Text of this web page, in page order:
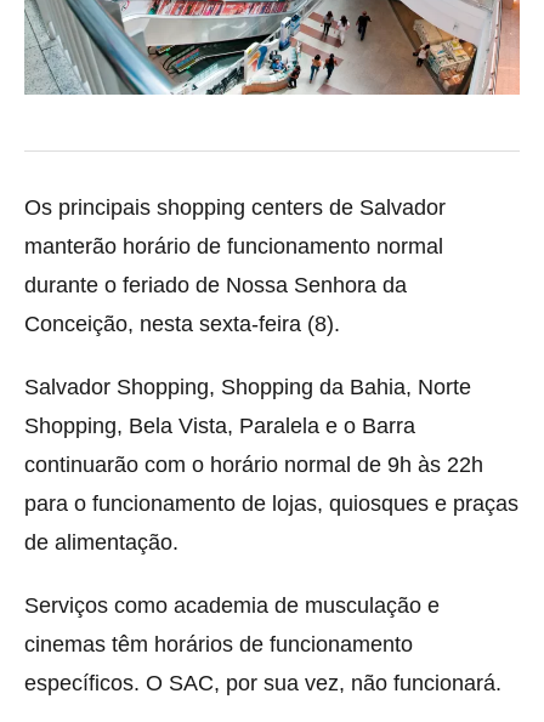
Os principais shopping centers de Salvador
manterão horário de funcionamento normal
durante o feriado de Nossa Senhora da
Conceição, nesta sexta-feira (8).
Salvador Shopping, Shopping da Bahia, Norte
Shopping, Bela Vista, Paralela e o Barra
continuarão com o horário normal de 9h às 22h
para o funcionamento de lojas, quiosques e praças
de alimentação.
Serviços como academia de musculação e
cinemas têm horários de funcionamento
específicos. O SAC, por sua vez, não funcionará.